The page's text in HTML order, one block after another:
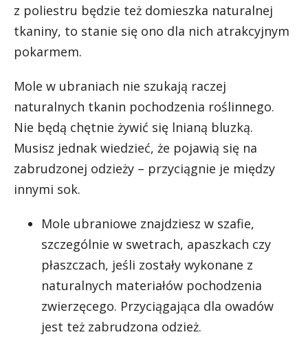
z poliestru będzie też domieszka naturalnej
tkaniny, to stanie się ono dla nich atrakcyjnym
pokarmem.
Mole w ubraniach nie szukają raczej
naturalnych tkanin pochodzenia roślinnego.
Nie będą chętnie żywić się lnianą bluzką.
Musisz jednak wiedzieć, że pojawią się na
zabrudzonej odzieży – przyciągnie je między
innymi sok.
Mole ubraniowe znajdziesz w szafie,
szczególnie w swetrach, apaszkach czy
płaszczach, jeśli zostały wykonane z
naturalnych materiałów pochodzenia
zwierzęcego. Przyciągająca dla owadów
jest też zabrudzona odzież.